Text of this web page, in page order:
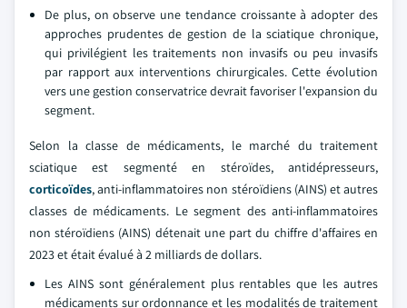
De plus, on observe une tendance croissante à adopter des
approches prudentes de gestion de la sciatique chronique,
qui privilégient les traitements non invasifs ou peu invasifs
par rapport aux interventions chirurgicales. Cette évolution
vers une gestion conservatrice devrait favoriser l'expansion du
segment.
Selon la classe de médicaments, le marché du traitement
sciatique est segmenté en stéroïdes, antidépresseurs,
corticoïdes, anti-inflammatoires non stéroïdiens (AINS) et autres
classes de médicaments. Le segment des anti-inflammatoires
non stéroïdiens (AINS) détenait une part du chiffre d'affaires en
2023 et était évalué à 2 milliards de dollars.
Les AINS sont généralement plus rentables que les autres
médicaments sur ordonnance et les modalités de traitement